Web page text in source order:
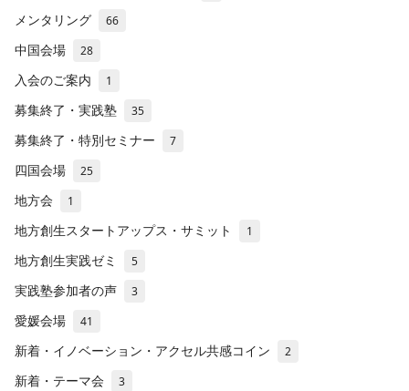
メンタリング 66
中国会場 28
入会のご案内 1
募集終了・実践塾 35
募集終了・特別セミナー 7
四国会場 25
地方会 1
地方創生スタートアップス・サミット 1
地方創生実践ゼミ 5
実践塾参加者の声 3
愛媛会場 41
新着・イノベーション・アクセル共感コイン 2
新着・テーマ会 3